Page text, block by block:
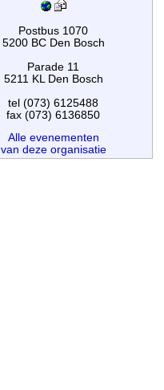
Postbus 1070
5200 BC Den Bosch
Parade 11
5211 KL Den Bosch
tel (073) 6125488
fax (073) 6136850
Alle evenementen
van deze organisatie